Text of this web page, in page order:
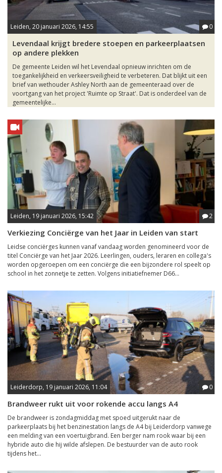
Leiden, 20 januari 2026, 14:55 0
Levendaal krijgt bredere stoepen en parkeerplaatsen
op andere plekken
De gemeente Leiden wil het Levendaal opnieuw inrichten om de
toegankelijkheid en verkeersveiligheid te verbeteren. Dat blijkt uit een
brief van wethouder Ashley North aan de gemeenteraad over de
voortgang van het project 'Ruimte op Straat'. Dat is onderdeel van de
gemeentelijke...
Leiden, 19 januari 2026, 15:42 2
Verkiezing Conciërge van het Jaar in Leiden van start
Leidse conciërges kunnen vanaf vandaag worden genomineerd voor de
titel Conciërge van het Jaar 2026. Leerlingen, ouders, leraren en collega's
worden opgeroepen om een conciërge die een bijzondere rol speelt op
school in het zonnetje te zetten. Volgens initiatiefnemer D66...
Leiderdorp, 19 januari 2026, 11:04 0
Brandweer rukt uit voor rokende accu langs A4
De brandweer is zondagmiddag met spoed uitgerukt naar de
parkeerplaats bij het benzinestation langs de A4 bij Leiderdorp vanwege
een melding van een voertuigbrand. Een berger nam rook waar bij een
hybride auto die hij wilde afslepen. De bestuurder van de auto rook
tijdens het...